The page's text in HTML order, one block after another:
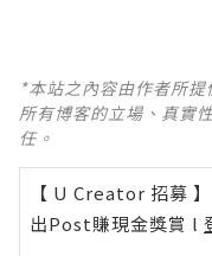
*本站之內容由作者所
所有博客的立場、真實
任。
【 U Creator 招募 】
出Post賺現金獎賞 l